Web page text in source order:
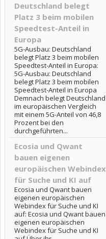
Deutschland belegt
Platz 3 beim mobilen
Speedtest-Anteil in
Europa
5G-Ausbau: Deutschland
belegt Platz 3 beim mobilen
Speedtest-Anteil in Europa:
5G-Ausbau: Deutschland
belegt Platz 3 beim mobilen
Speedtest-Anteil in Europa
Demnach belegt Deutschland
im europäischen Vergleich
mit einem 5G-Anteil von 46,8
Prozent bei den
durchgeführten...
Ecosia und Qwant
bauen eigenen
europäischen Webindex
für Suche und KI auf
Ecosia und Qwant bauen
eigenen europäischen
Webindex für Suche und KI
auf: Ecosia und Qwant bauen
eigenen europäischen
Webindex für Suche und KI